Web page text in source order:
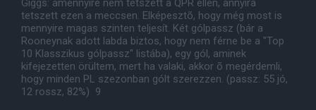
Giggs: amennyire nem tetszett a QPR ellen, annyira
tetszett ezen a meccsen. Elképesztõ, hogy még most is
mennyire magas szinten teljesít. Két gólpassz (bár a
Rooneynak adott labda biztos, hogy nem férne be a "Top
10 Klasszikus gólpassz" listába), egy gól, aminek
kifejezetten örültem, mert ha valaki, akkor õ megérdemli,
hogy minden PL szezonban gólt szerezzen. (passz: 55 jó,
12 rossz, 82%) 9